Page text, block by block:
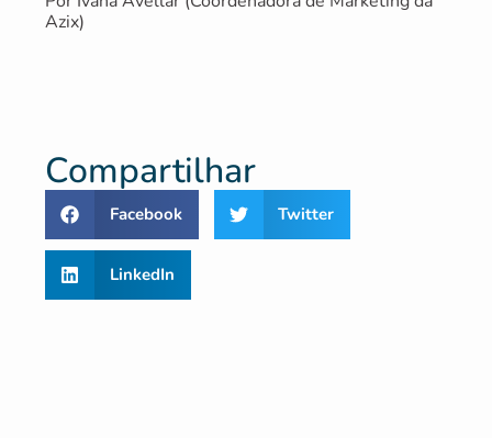
Azix)
Compartilhar
Facebook Twitter
LinkedIn